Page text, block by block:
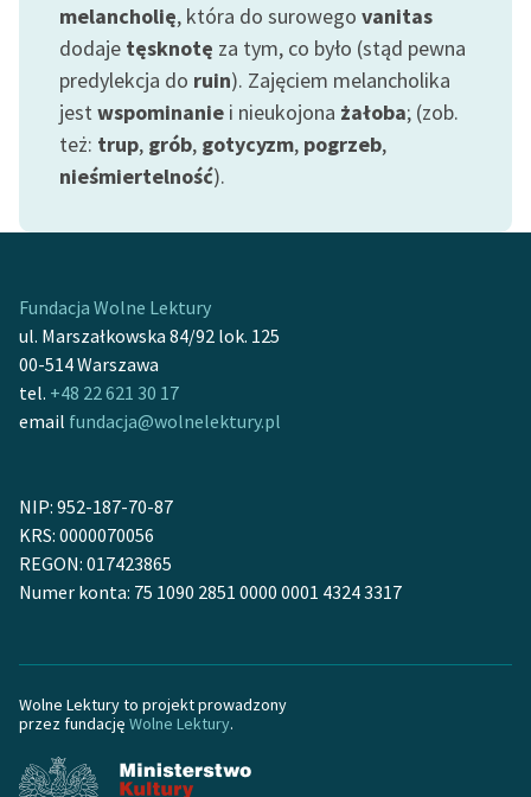
Odkurzamy bohaterów
Szkoła Poezji Wolnych
Lektur
O nas
Kontakt
O projekcie
Zasady wykorzystania
Wolnych Lektur
Materiały promocyjne
Polityka prywatności
Regulamin biblioteki
sprawozdania finansowe
Regulamin darowizn
Informacja o treściach
wrażliwych
melancholię, która do surowego vanitas
dodaje tęsknotę za tym, co było (stąd pewna
predylekcja do ruin). Zajęciem melancholika
jest wspominanie i nieukojona żałoba; (zob.
też: trup, grób, gotycyzm, pogrzeb,
nieśmiertelność).
Fundacja Wolne Lektury
ul. Marszałkowska 84/92 lok. 125
00-514 Warszawa
tel. +48 22 621 30 17
email fundacja@wolnelektury.pl
NIP: 952-187-70-87
KRS: 0000070056
REGON: 017423865
Numer konta: 75 1090 2851 0000 0001 4324 3317
Wolne Lektury to projekt prowadzony
przez fundację Wolne Lektury.